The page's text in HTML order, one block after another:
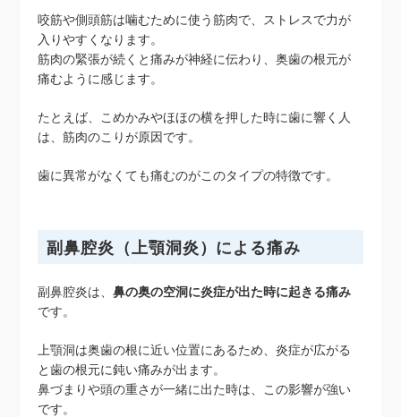
咬筋や側頭筋は噛むために使う筋肉で、ストレスで力が
入りやすくなります。
筋肉の緊張が続くと痛みが神経に伝わり、奥歯の根元が
痛むように感じます。
たとえば、こめかみやほほの横を押した時に歯に響く人
は、筋肉のこりが原因です。
歯に異常がなくても痛むのがこのタイプの特徴です。
副鼻腔炎（上顎洞炎）による痛み
副鼻腔炎は、鼻の奥の空洞に炎症が出た時に起きる痛み
です。
上顎洞は奥歯の根に近い位置にあるため、炎症が広がる
と歯の根元に鈍い痛みが出ます。
鼻づまりや頭の重さが一緒に出た時は、この影響が強い
です。